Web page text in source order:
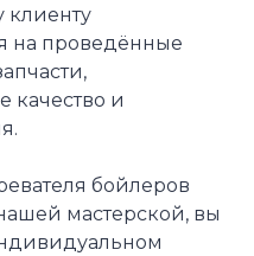
на проведённые
качество и
бойлеров
мастерской, вы